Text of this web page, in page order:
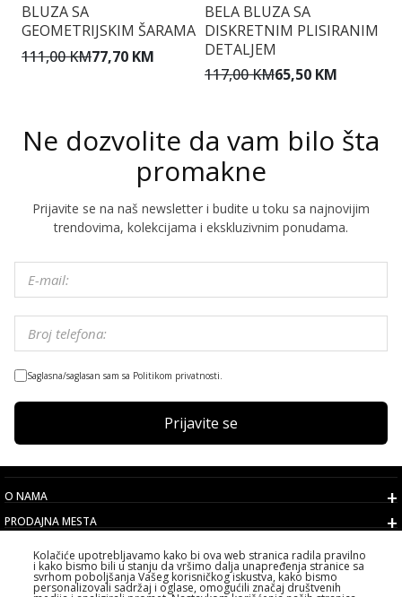
BLUZA SA
GEOMETRIJSKIM ŠARAMA
111,00 KM77,70 KM
BELA BLUZA SA
DISKRETNIM PLISIRANIM
DETALJEM
117,00 KM65,50 KM
Ne dozvolite da vam bilo šta
promakne
Prijavite se na naš newsletter i budite u toku sa najnovijim
trendovima, kolekcijama i ekskluzivnim ponudama.
Saglasna/saglasan sam sa Politikom privatnosti.
Prijavite se
O NAMA
PRODAJNA MESTA
KORISNIČKI SERVIS
Kolačiće upotrebljavamo kako bi ova web stranica radila pravilno
i kako bismo bili u stanju da vršimo dalja unapređenja stranice sa
svrhom poboljšanja Vašeg korisničkog iskustva, kako bismo
personalizovali sadržaj i oglase, omogućili značaj društvenih